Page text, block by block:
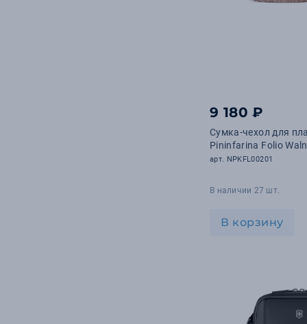
9 180 ₽
Сумка-чехол для
Pininfarina Folio
арт. NPKFL00201
В наличии 27 шт.
В корзину